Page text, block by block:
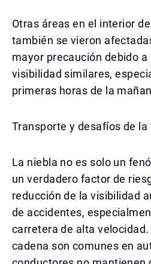
Otras áreas en el interior
también se vieron
mayor precaución debido
visibilidad similares,
primeras horas de la
Transporte y desafíos de la
La niebla no es solo un
un verdadero factor de
reducción de la visibilidad
de accidentes,
carretera de alta velocidad.
cadena son comunes en